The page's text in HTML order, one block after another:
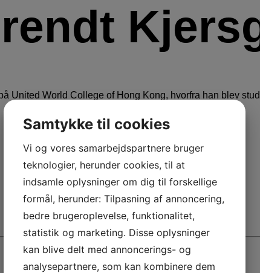
United World College of Hong Kong, hvorfra han blev
Samtykke til cookies
Vi og vores samarbejdspartnere bruger
teknologier, herunder cookies, til at
indsamle oplysninger om dig til forskellige
formål, herunder: Tilpasning af annoncering,
bedre brugeroplevelse, funktionalitet,
statistik og marketing. Disse oplysninger
kan blive delt med annoncerings- og
analysepartnere, som kan kombinere dem